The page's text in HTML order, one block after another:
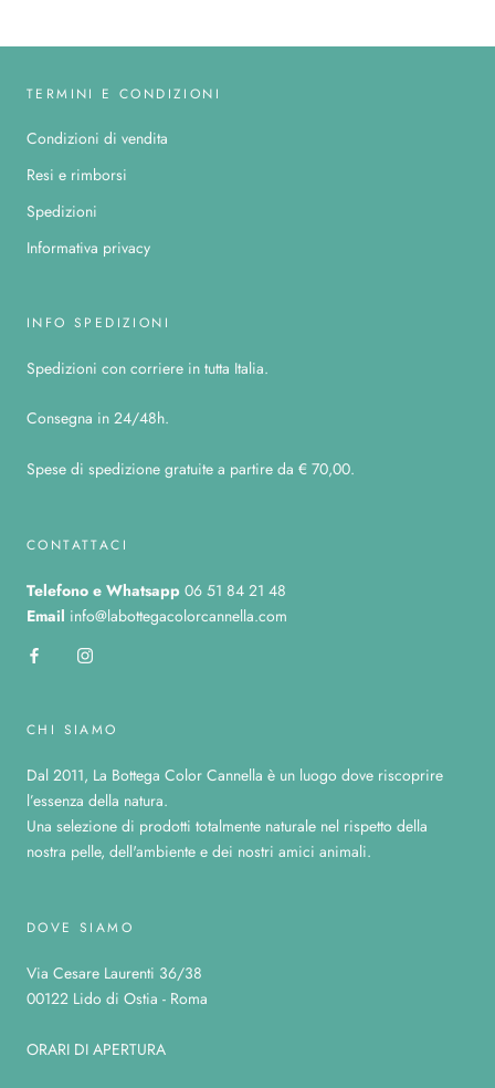
TERMINI E CONDIZIONI
Condizioni di vendita
Resi e rimborsi
Spedizioni
Informativa privacy
INFO SPEDIZIONI
Spedizioni con corriere in tutta Italia.
Consegna in 24/48h.
Spese di spedizione gratuite a partire da € 70,00.
CONTATTACI
Telefono e Whatsapp 06 51 84 21 48
Email info@labottegacolorcannella.com
CHI SIAMO
Dal 2011, La Bottega Color Cannella è un luogo dove riscoprire
l’essenza della natura.
Una selezione di prodotti totalmente naturale nel rispetto della
nostra pelle, dell'ambiente e dei nostri amici animali.
DOVE SIAMO
Via Cesare Laurenti 36/38
00122 Lido di Ostia - Roma
ORARI DI APERTURA